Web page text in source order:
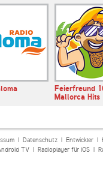
Feierfreund
Mallorca Hits
| Datenschutz| Entwickler|
TV| Radioplayer für iOS|